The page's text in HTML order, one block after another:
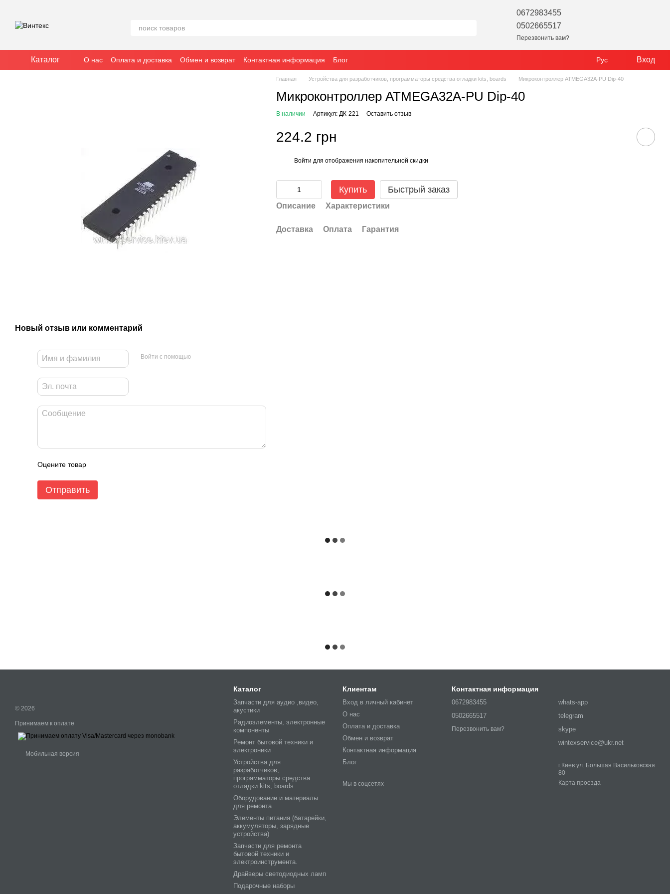
0672983455
0502665517
Перезвонить вам?
Каталог О нас Оплата и доставка Обмен и возврат Контактная информация Блог Рус Вход
Новый отзыв или комментарий
Войти с помощью
Оцените товар
Отправить
Главная Устройства для разработчиков, программаторы средства отладки kits, boards Микроконтроллер ATMEGA32A-PU Dip-40
Микроконтроллер ATMEGA32A-PU Dip-40
В наличии Артикул: ДК-221 Оставить отзыв
224.2 грн
Войти для отображения накопительной скидки
Купить Быстрый заказ
Описание Характеристики
Доставка Оплата Гарантия
© 2026
Принимаем к оплате
Мобильная версия
Каталог
Запчасти для аудио ,видео,
акустики
Радиоэлементы, электронные
компоненты
Ремонт бытовой техники и
электроники
Устройства для
разработчиков,
программаторы средства
отладки kits, boards
Оборудование и материалы
для ремонта
Элементы питания (батарейки,
аккумуляторы, зарядные
устройства)
Запчасти для ремонта
бытовой техники и
электроинструмента.
Драйверы светодиодных ламп
Подарочные наборы
Клиентам
Вход в личный кабинет
О нас
Оплата и доставка
Обмен и возврат
Контактная информация
Блог
Мы в соцсетях
Контактная информация
0672983455
0502665517
Перезвонить вам?
whats-app
telegram
skype
wintexservice@ukr.net
г.Киев ул. Большая Васильковская
80
Карта проезда